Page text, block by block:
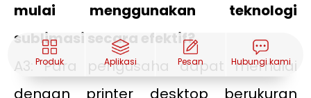
mulai menggunakan teknologi
sublimasi secara efektif?
A3: Para pengusaha dapat memulai
dengan printer desktop berukuran
Produk Aplikasi Pesan Hubungi kami